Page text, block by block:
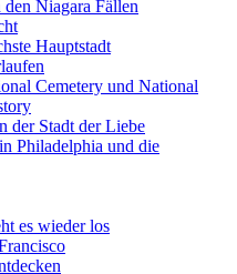
Niagara Fällen
Hauptstadt
Cemetery und National
der Stadt der Liebe
Philadelphia und die
es wieder los